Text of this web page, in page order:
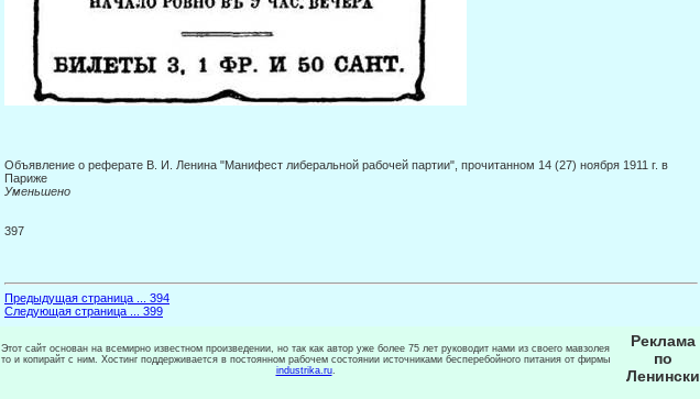
Объявление о реферате В. И. Ленина "Манифест либеральной рабочей партии", прочитанном 14 (27) ноября 1911 г. в
Париже
Уменьшено
397
Предыдущая страница ... 394
Следующая страница ... 399
Этот сайт основан на всемирно известном произведении, но так как автор уже более 75 лет руководит нами из своего мавзолея
то и копирайт с ним. Хостинг поддерживается в постоянном рабочем состоянии источниками бесперебойного питания от фирмы
industrika.ru.
Реклама
по
Ленински